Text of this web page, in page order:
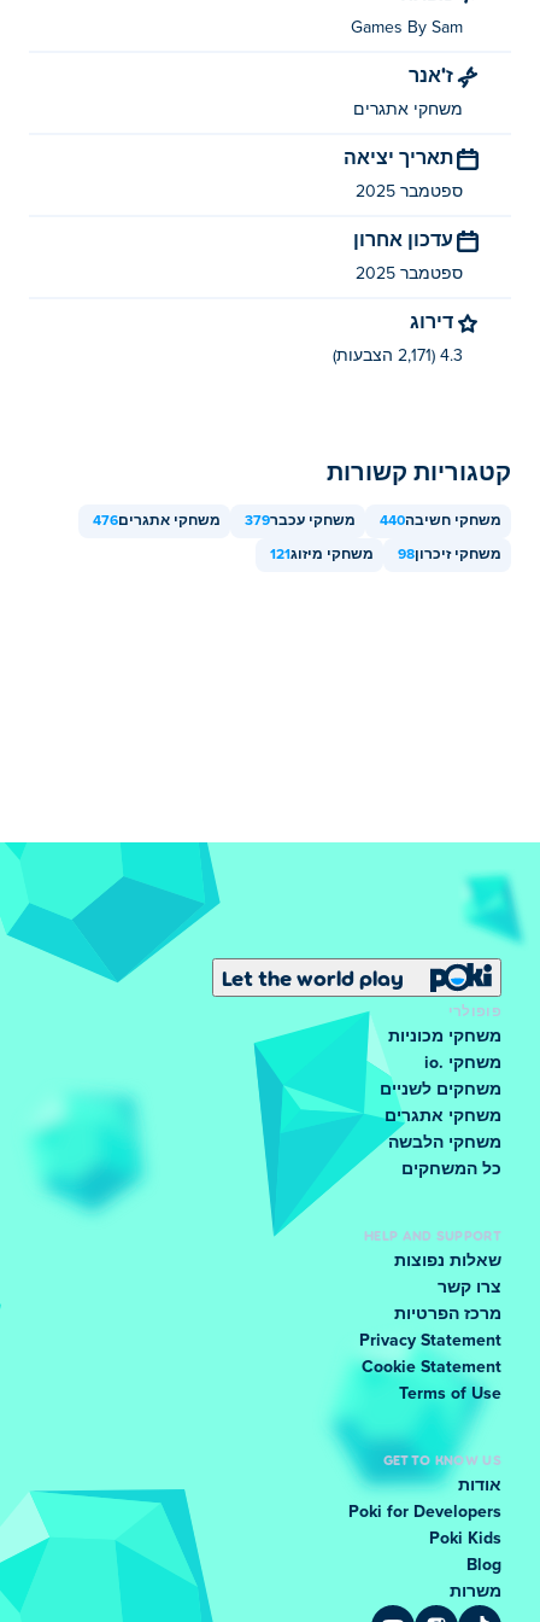
איך אני יכול לשחק Bee Sort by Sam בחינם?
אתה יכול לשחק Bee Sort by Sam בחינם ב- Poki.
במכשירים ניידים ובמחשבים שולחניים?
כמו טלפונים וטאבלטים.
Games By Sam
ז'אנר
משחקי אתגרים
תאריך יציאה
ספטמבר 2025
עדכון אחרון
ספטמבר 2025
דירוג
4.3 (2,171 הצבעות)
קטגוריות קשורות
משחקי חשיבה440 משחקי עכבר379 משחקי אתגרים476
משחקי זיכרון98 משחקי מיזוג121
Let the world play
פופולרי
משחקי מכוניות
משחקי .io
משחקים לשניים
משחקי אתגרים
משחקי הלבשה
כל המשחקים
HELP AND SUPPORT
שאלות נפוצות
צרו קשר
מרכז הפרטיות
Privacy Statement
Cookie Statement
Terms of Use
GET TO KNOW US
אודות
Poki for Developers
Poki Kids
Blog
משרות